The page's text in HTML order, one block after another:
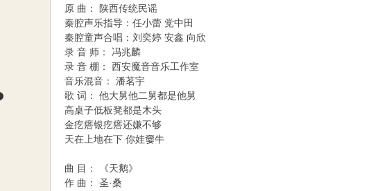
原 曲： 陕西传统民谣
秦腔声乐指导：任小蕾 党中田
秦腔童声合唱：刘奕婷 安鑫 向欣
录 音 师： 冯兆麟
录 音 棚： 西安魔音音乐工作室
音乐混音： 潘茗宇
歌 词： 他大舅他二舅都是他舅
高桌子低板凳都是木头
金疙瘩银疙瘩还嫌不够
天在上地在下 你娃嫑牛
曲 目： 《天鹅》
作 曲： 圣·桑